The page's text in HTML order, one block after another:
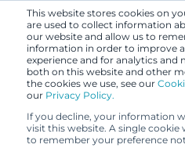
This website stores cookies on
are used to collect information
our website and allow us to
information in order to improve
experience and for analytics and
both on this website and other
the cookies we use, see our
our Privacy Policy.
If you decline, your information
visit this website. A single
to remember your preference
16.1.2020